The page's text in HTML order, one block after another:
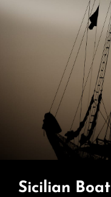
Sicilian Boat